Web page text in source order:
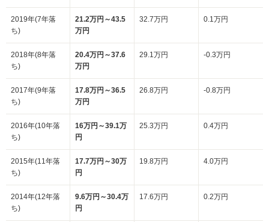
2019年(7年落
ち)
21.2万円～43.5
万円
32.7万円 0.1万円
2018年(8年落
ち)
20.4万円～37.6
万円
29.1万円 -0.3万円
2017年(9年落
ち)
17.8万円～36.5
万円
26.8万円 -0.8万円
2016年(10年落
ち)
16万円～39.1万
円
25.3万円 0.4万円
2015年(11年落
ち)
17.7万円～30万
円
19.8万円 4.0万円
2014年(12年落
ち)
9.6万円～30.4万
円
17.6万円 0.2万円